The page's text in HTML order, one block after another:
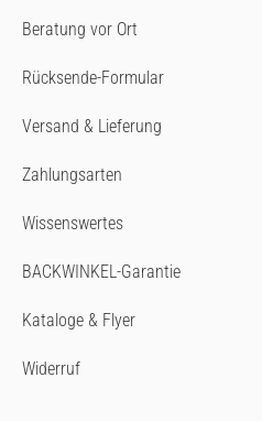
Beratung vor Ort
Rücksende-Formular
Versand & Lieferung
Zahlungsarten
Wissenswertes
BACKWINKEL-Garantie
Kataloge & Flyer
Widerruf